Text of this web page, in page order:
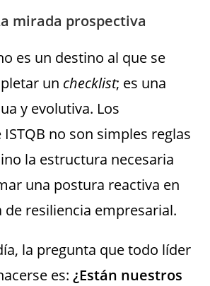
mirada prospectiva
es un destino al que se
un checklist; es una
y evolutiva. Los
no son simples reglas
la estructura necesaria
una postura reactiva en
de resiliencia empresarial.
la pregunta que todo líder
es:¿Están nuestros